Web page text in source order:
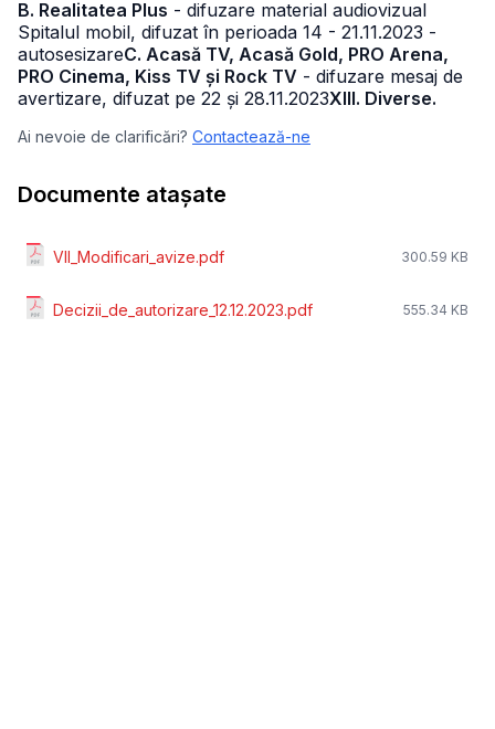
B. Realitatea Plus - difuzare material audiovizual
Spitalul mobil, difuzat în perioada 14 - 21.11.2023 -
autosesizareC. Acasă TV, Acasă Gold, PRO Arena,
PRO Cinema, Kiss TV și Rock TV - difuzare mesaj de
avertizare, difuzat pe 22 și 28.11.2023XIII. Diverse.
Ai nevoie de clarificări? Contactează-ne
Documente atașate
VII_Modificari_avize.pdf 300.59 KB
Decizii_de_autorizare_12.12.2023.pdf 555.34 KB